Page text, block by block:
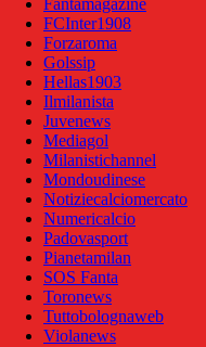
Fantamagazine
FCInter1908
Forzaroma
Golssip
Hellas1903
Ilmilanista
Juvenews
Mediagol
Milanistichannel
Mondoudinese
Notiziecalciomercato
Numericalcio
Padovasport
Pianetamilan
SOS Fanta
Toronews
Tuttobolognaweb
Violanews